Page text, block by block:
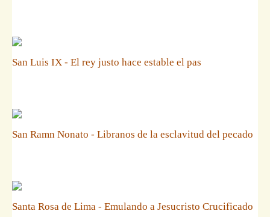
San Luis IX - El rey justo hace estable el pas
San Ramn Nonato - Libranos de la esclavitud del pecado
Santa Rosa de Lima - Emulando a Jesucristo Crucificado